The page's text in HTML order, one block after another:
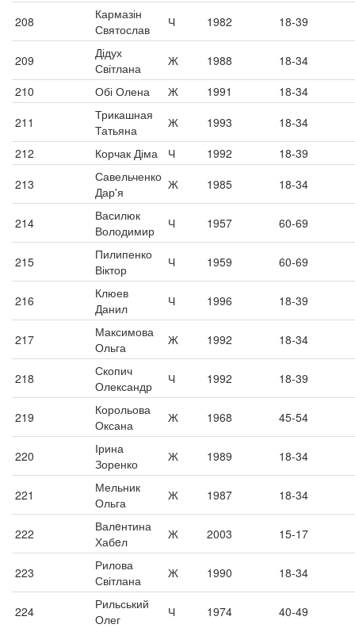
208
Кармазін
Святослав
Ч 1982 18-39
209
Дідух
Світлана
Ж 1988
18-34
210
Обі Олена Ж 1991
18-34
211
Трикашная
Татьяна
Ж 1993
18-34
212
Корчак Діма Ч 1992
18-39
213
Савельченко
Дар'я
Ж 1985 18-34
214
Василюк
Володимир
Ч 1957 60-69
215
Пилипенко
Віктор
Ч 1959 60-69
216
Клюев
Данил
Ч 1996 18-39
217
Максимова
Ольга
Ж 1992 18-34
218
Скопич
Олександр
Ч 1992 18-39
219
Корольова
Оксана
Ж 1968 45-54
220
Ірина
Зоренко
Ж 1989 18-34
221
Мельник
Ольга
Ж 1987 18-34
222
Валeнтина
Хабeл
Ж 2003 15-17
223
Рилова
Світлана
Ж 1990 18-34
224
Рильський
Олег
Ч 1974 40-49